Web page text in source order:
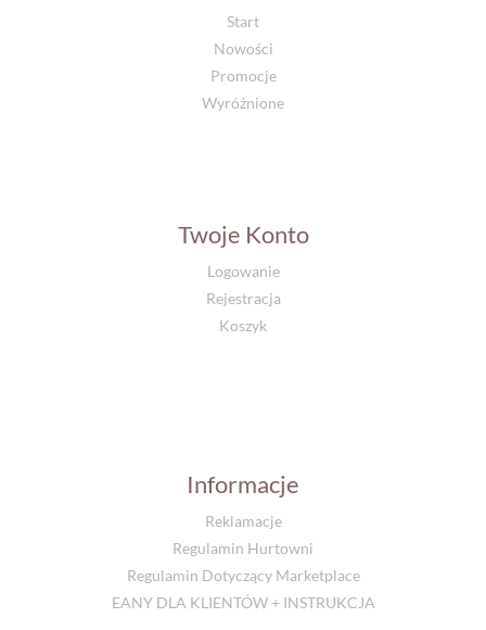
Start
Nowości
Promocje
Wyróżnione
Twoje Konto
Logowanie
Rejestracja
Koszyk
Informacje
Reklamacje
Regulamin Hurtowni
Regulamin Dotyczący Marketplace
EANY DLA KLIENTÓW + INSTRUKCJA